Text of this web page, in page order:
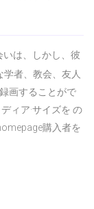
は、しかし、彼
者、教会、友人
画することがで
ィア·サイズを の
購入者を